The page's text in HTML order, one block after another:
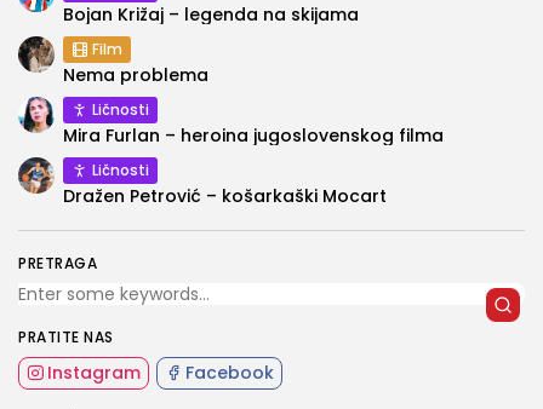
PRETRAGA
PRATITE NAS
Instagram Facebook
Bojan Križaj – legenda na skijama
Film
Nema problema
Ličnosti
Mira Furlan – heroina jugoslovenskog filma
Ličnosti
Dražen Petrović – košarkaški Mocart